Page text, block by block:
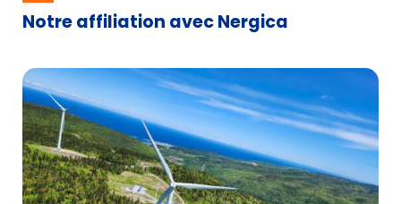
Notre affiliation avec Nergica